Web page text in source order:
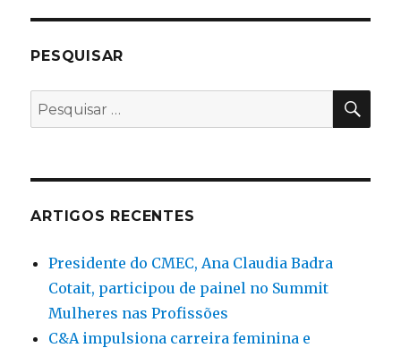
PESQUISAR
Pesquisar
por:
ARTIGOS RECENTES
Presidente do CMEC, Ana Claudia Badra
Cotait, participou de painel no Summit
Mulheres nas Profissões
C&A impulsiona carreira feminina e